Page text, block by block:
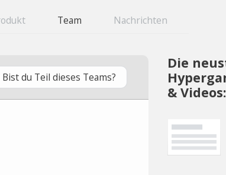
Team Nachrichten
Bist du Teil dieses Teams?
Die
& Videos: